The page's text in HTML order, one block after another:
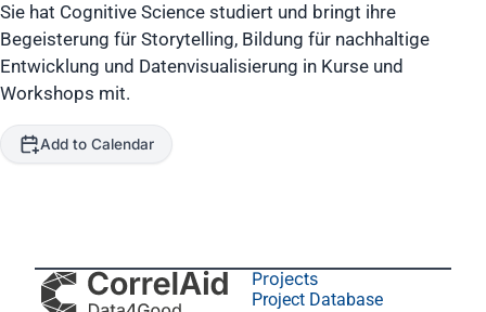
Sie hat Cognitive Science studiert und bringt ihre
Begeisterung für Storytelling, Bildung für nachhaltige
Entwicklung und Datenvisualisierung in Kurse und
Workshops mit.
Add to Calendar
Projects
Project Database